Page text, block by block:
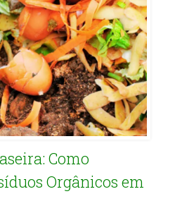
Como
Orgânicos em